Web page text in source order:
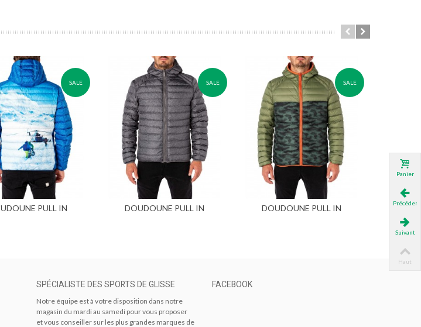
SALE
Ajouter au panier
PULL IN
SALE
Ajouter au panier
DOUDOUNE PULL IN
SALE
Ajouter au panier
DOUDOUNE PULL IN
Bottes
SPÉCIALISTE DES SPORTS DE GLISSE
Notre équipe est à votre disposition dans notre
magasin du mardi au samedi pour vous proposer
et vous conseiller sur les plus grandes marques de
FACEBOOK
Panier
Précédent
Suivant
Haut